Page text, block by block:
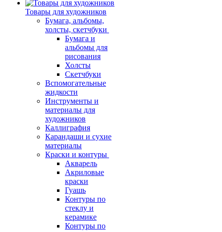
Товары для художников
Бумага, альбомы,
холсты, скетчбуки
Бумага и
альбомы для
рисования
Холсты
Скетчбуки
Вспомогательные
жидкости
Инструменты и
материалы для
художников
Каллиграфия
Карандаши и сухие
материалы
Краски и контуры
Акварель
Акриловые
краски
Гуашь
Контуры по
стеклу и
керамике
Контуры по